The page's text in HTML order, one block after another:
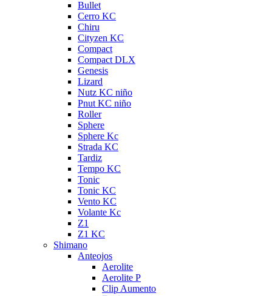
Bullet
Cerro KC
Chiru
Cityzen KC
Compact
Compact DLX
Genesis
Lizard
Nutz KC niño
Pnut KC niño
Roller
Sphere
Sphere Kc
Strada KC
Tardiz
Tempo KC
Tonic
Tonic KC
Vento KC
Volante Kc
Z1
Z1 KC
Shimano
Anteojos
Aerolite
Aerolite P
Clip Aumento